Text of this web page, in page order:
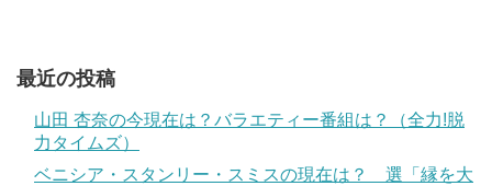
最近の投稿
山田 杏奈の今現在は？バラエティー番組は？（全力!脱
力タイムズ）
ベニシア・スタンリー・スミスの現在は？ 選「縁を大